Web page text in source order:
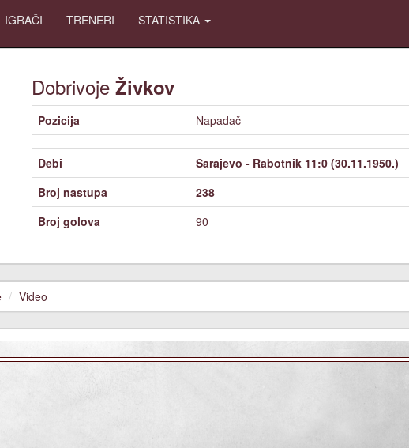
IGRAČI TRENERI STATISTIKA
Dobrivoje Živkov
Pozicija Napadač
Debi
Sarajevo - Rabotnik 11:0 (30.11.1950.)
Broj nastupa
238
Broj golova
90
Video